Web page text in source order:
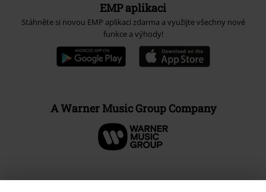
EMP aplikaci
Stáhněte si novou EMP aplikaci zdarma a využijte všechny nové
funkce a výhody!
A Warner Music Group Company